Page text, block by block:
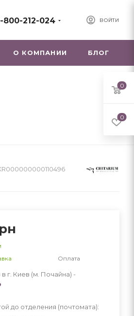
ВОЙТИ
800-212-024
О КОМПАНИИ БЛОГ
Оплата
г. Киев (м. Почайна) -
до отделения (почтомата):
0
0